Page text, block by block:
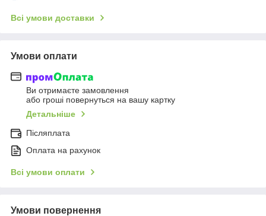
Всі умови доставки
Умови оплати
Ви отримаєте замовлення
або гроші повернуться на вашу картку
Детальніше
Післяплата
Оплата на рахунок
Всі умови оплати
Умови повернення